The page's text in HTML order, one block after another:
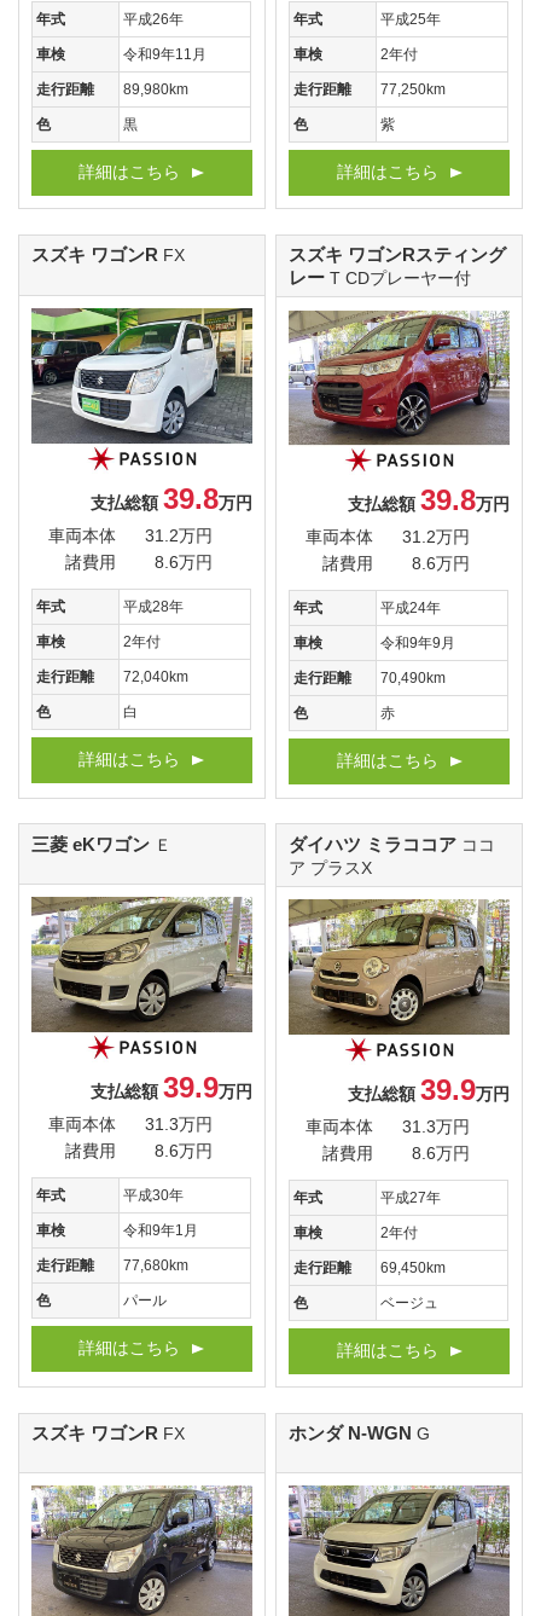
年式 平成26年
車検 令和9年11月
走行距離 89,980km
色 黒
詳細はこちら
年式 平成25年
車検 2年付
走行距離 77,250km
色 紫
詳細はこちら
スズキ ワゴンR FX
支払総額 39.8万円
車両本体
31.2万円
諸費用
8.6万円
年式 平成28年
車検 2年付
走行距離 72,040km
色 白
詳細はこちら
スズキ ワゴンRスティング
レーT CDプレーヤー付
支払総額 39.8万円
車両本体
31.2万円
諸費用
8.6万円
年式 平成24年
車検 令和9年9月
走行距離 70,490km
色 赤
詳細はこちら
三菱 eKワゴン Ｅ
支払総額 39.9万円
車両本体
31.3万円
諸費用
8.6万円
年式 平成30年
車検 令和9年1月
走行距離 77,680km
色 パール
詳細はこちら
ダイハツ ミラココア ココ
ア プラスX
支払総額 39.9万円
車両本体
31.3万円
諸費用
8.6万円
年式 平成27年
車検 2年付
走行距離 69,450km
色 ベージュ
詳細はこちら
スズキ ワゴンR FX ホンダ N-WGNG